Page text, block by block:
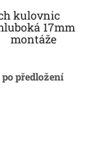
kulovnic
17mm
montáže
po předložení